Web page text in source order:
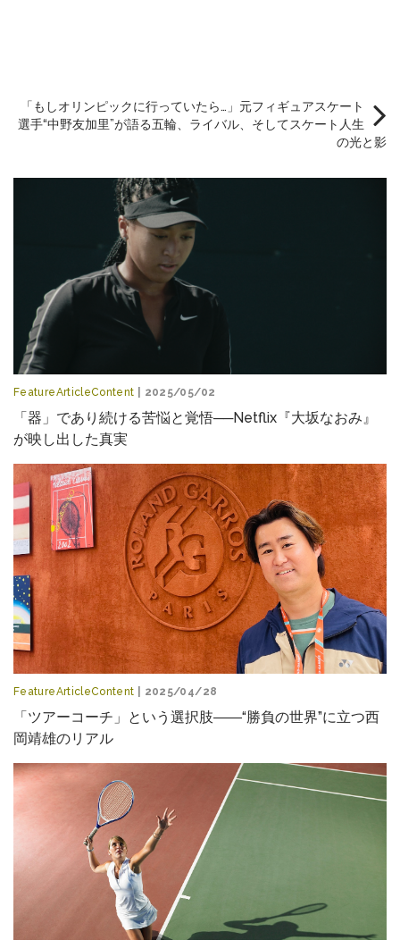
「もしオリンピックに行っていたら…」元フィギュアスケート
選手“中野友加里”が語る五輪、ライバル、そしてスケート人生
の光と影
FeatureArticleContent | 2025/05/02
「器」であり続ける苦悩と覚悟──Netflix『大坂なおみ』
が映し出した真実
FeatureArticleContent | 2025/04/28
「ツアーコーチ」という選択肢――“勝負の世界”に立つ西
岡靖雄のリアル